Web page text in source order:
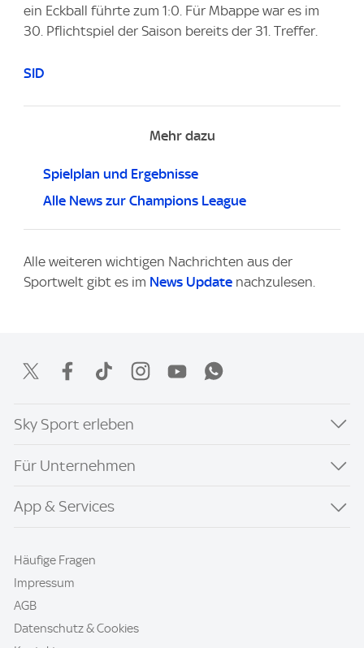
ein Eckball führte zum 1:0. Für Mbappe war es im
30. Pflichtspiel der Saison bereits der 31. Treffer.
SID
Mehr dazu
Spielplan und Ergebnisse
Alle News zur Champions League
Alle weiteren wichtigen Nachrichten aus der
Sportwelt gibt es im News Update nachzulesen.
Sky Sport erleben
Für Unternehmen
App & Services
Häufige Fragen
Impressum
AGB
Datenschutz & Cookies